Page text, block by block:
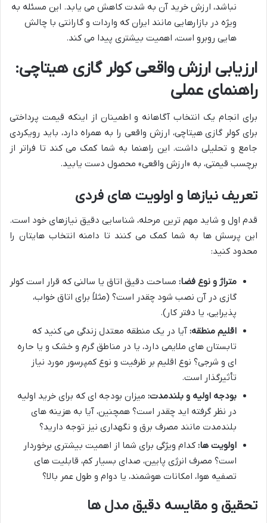
نباشد، ارزش خرید آن به شدت کاهش می یابد. این مسئله به
ویژه در بازارهایی مانند ایران که واردات و گارانتی با چالش
هایی روبرو است، اهمیت بیشتری پیدا می کند.
ارزیابی ارزش واقعی کولر گازی هیتاچی:
راهنمای عملی
برای انجام یک انتخاب آگاهانه و اطمینان از اینکه قیمت پرداختی
برای کولر گازی هیتاچی، ارزش واقعی را به همراه دارد، باید رویکردی
جامع و تحلیلی داشت. این راهنما به شما کمک می کند تا فراتر از
برچسب قیمتی، به «ارزش واقعی» محصول دست یابید.
تعریف نیازها و اولویت های فردی
قدم اول و شاید مهم ترین مرحله، شناسایی دقیق نیازهای خود است.
این پرسش ها به شما کمک می کنند تا دامنه انتخاب هایتان را
محدود کنید:
متراژ و نوع فضا: مساحت دقیق اتاق یا سالنی که قرار است کولر
گازی در آن نصب شود چقدر است؟ (مثلاً برای اتاق خواب،
پذیرایی، یا دفتر کار).
اقلیم منطقه: آیا در یک منطقه معتدل زندگی می کنید که
تابستان های ملایمی دارد، یا در مناطق گرم و خشک و یا حاره
ای و شرجی؟ نوع اقلیم بر ظرفیت و نوع کمپرسور مورد نیاز
تأثیرگذار است.
بودجه اولیه و بلندمدت: میزان بودجه ای که برای خرید اولیه
در نظر گرفته اید چقدر است؟ همچنین، آیا به هزینه های
بلندمدت مانند مصرف برق و نگهداری نیز توجه دارید؟
اولویت ها: کدام ویژگی برای شما از اهمیت بیشتری برخوردار
است؟ مصرف انرژی پایین، صدای بسیار کم، قابلیت های
تصفیه هوا، امکانات هوشمند، یا دوام و طول عمر بالا؟
تحقیق و مقایسه دقیق مدل ها